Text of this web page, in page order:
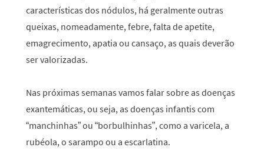
características dos nódulos, há geralmente outras
queixas, nomeadamente, febre, falta de apetite,
emagrecimento, apatia ou cansaço, as quais deverão
ser valorizadas.
Nas próximas semanas vamos falar sobre as doenças
exantemáticas, ou seja, as doenças infantis com
“manchinhas” ou “borbulhinhas”, como a varicela, a
rubéola, o sarampo ou a escarlatina.